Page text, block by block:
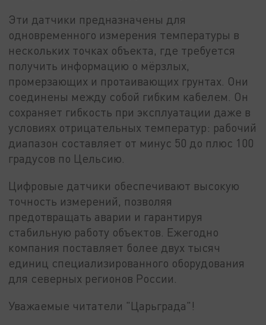
Эти датчики предназначены для
одновременного измерения температуры в
нескольких точках объекта, где требуется
получить информацию о мёрзлых,
промерзающих и протаивающих грунтах. Они
соединены между собой гибким кабелем. Он
сохраняет гибкость при эксплуатации даже в
условиях отрицательных температур: рабочий
диапазон составляет от минус 50 до плюс 100
градусов по Цельсию.
Цифровые датчики обеспечивают высокую
точность измерений, позволяя
предотвращать аварии и гарантируя
стабильную работу объектов. Ежегодно
компания поставляет более двух тысяч
единиц специализированного оборудования
для северных регионов России.
Уважаемые читатели "Царьграда"!